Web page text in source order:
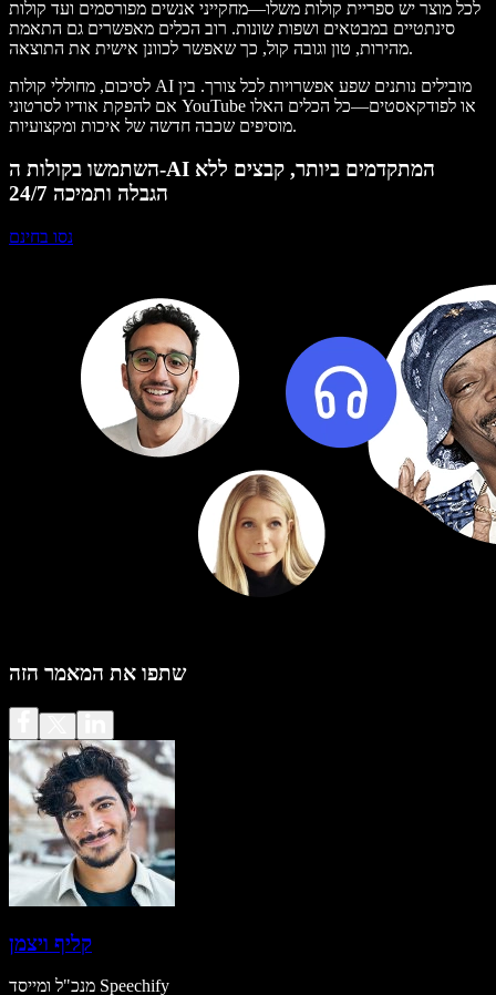
לכל מוצר יש ספריית קולות משלו—מחקייני אנשים מפורסמים ועד קולות
סינתטיים במבטאים ושפות שונות. רוב הכלים מאפשרים גם התאמת
מהירות, טון וגובה קול, כך שאפשר לכוונן אישית את התוצאה.
לסיכום, מחוללי קולות AI מובילים נותנים שפע אפשרויות לכל צורך. בין
אם להפקת אודיו לסרטוני YouTube או לפודקאסטים—כל הכלים האלו
מוסיפים שכבה חדשה של איכות ומקצועיות.
השתמשו בקולות ה-AI המתקדמים ביותר, קבצים ללא
הגבלה ותמיכה 24/7
נסו בחינם
שתפו את המאמר הזה
קליף ויצמן
מנכ"ל ומייסד Speechify